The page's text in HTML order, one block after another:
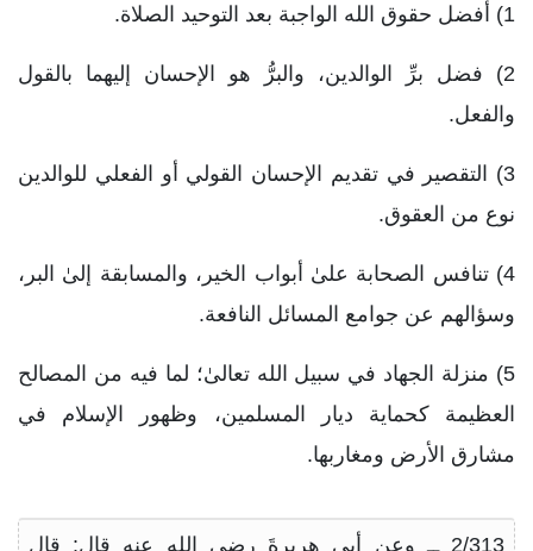
1) أفضل حقوق الله الواجبة بعد التوحيد الصلاة.
2) فضل برِّ الوالدين، والبرُّ هو الإحسان إليهما بالقول
والفعل.
3) التقصير في تقديم الإحسان القولي أو الفعلي للوالدين
نوع من العقوق.
4) تنافس الصحابة علىٰ أبواب الخير، والمسابقة إلىٰ البر،
وسؤالهم عن جوامع المسائل النافعة.
5) منزلة الجهاد في سبيل الله تعالىٰ؛ لما فيه من المصالح
العظيمة كحماية ديار المسلمين، وظهور الإسلام في
مشارق الأرض ومغاربها.
2/313 ــ وعن أبي هريرةَ رضي الله عنه قال: قال